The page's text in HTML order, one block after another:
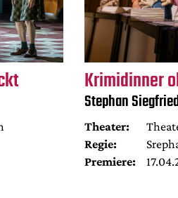
Krimidinner
Stephan
Theater:
Regie:
Premiere: